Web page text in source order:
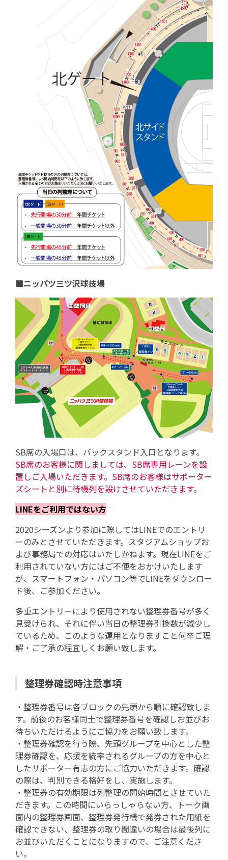
■ニッパツ三ツ沢球技場
SB席の入場口は、バックスタンド入口となります。
SB席のお客様に関しましては、SB席専用レーンを設
置しご入場いただきます。SB席のお客様はサポーター
ズシートと別に待機列を設けさせていただきます。
LINEをご利用ではない方
2020シーズンより参加に際してはLINEでのエントリ
ーのみとさせていただきます。スタジアムショップお
よび事務局での対応はいたしかねます。現在LINEをご
利用されていない方にはご不便をおかけいたします
が、スマートフォン・パソコン等でLINEをダウンロー
ド後、ご参加ください。
多重エントリーにより使用されない整理券番号が多く
見受けられ、それに伴い当日の整理券引換数が減少し
ているため、このような運用となりますこと何卒ご理
解・ご了承の程宜しくお願い致します。
整理券確認時注意事項
・整理券番号は各ブロックの先頭から順に確認致しま
す。前後のお客様同士で整理券番号を確認しお並びお
待ちいただけるようにご協力をお願い致します。
・整理券確認を行う際、先頭グループを中心とした整
理券確認を、応援を統率されるグループの方を中心と
したサポーター有志の方にご協力いただきます。確認
の際は、判別できる格好をし、実施します。
・整理券の有効期限は列整理の開始時間とさせていた
だきます。この時間にいらっしゃらない方、トーク画
面内の整理券画面、整理券発行機で発券された用紙を
確認できない、整理券の取り間違いの場合は最後列に
お並びいただくことになりますので、ご注意くださ
い。